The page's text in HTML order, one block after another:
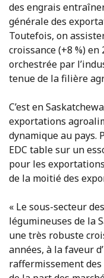
des engrais
générale des
Toutefois, on
croissance (+8 %)
orchestrée par
tenue de la filière
C’est en
exportations
dynamique au pays.
EDC table sur un
pour les
de la moitié des
« Le sous-secteur
légumineuses de la
une très robuste
années, à la faveur
raffermissement des